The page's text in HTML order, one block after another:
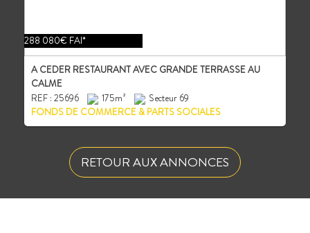
288 080€ FAI*
A CEDER RESTAURANT AVEC GRANDE TERRASSE AU
CALME
REF : 25696
175m²
Secteur 69
FONDS DE COMMERCE & PARTS SOCIALES
RETOUR AUX ANNONCES